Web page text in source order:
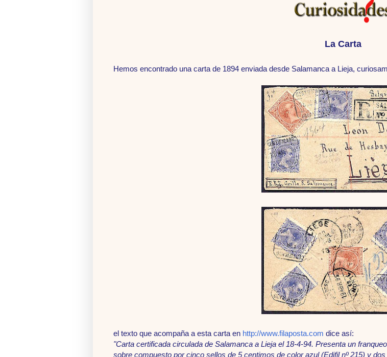
Foto 2 de 2
La Carta
Hemos encontrado una carta de 1894 enviada desde Salamanca a Lieja,
el texto que acompaña a esta carta en http://www.filaposta.com dice así:
"Carta certificada circulada de Salamanca a Lieja el 18-4-94. Presenta un
sobre compuesto por cinco sellos de 5 centimos de color azul (Edifil nº 215) y